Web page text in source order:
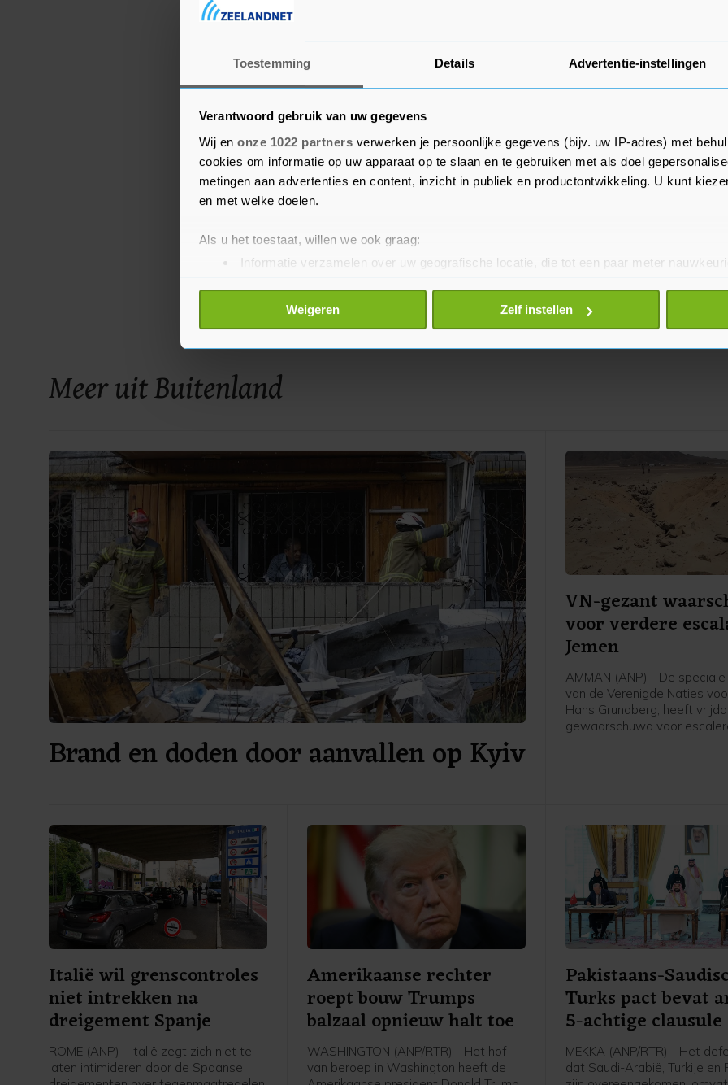
Toestemming Details Advertentie-instellingen
Verantwoord gebruik van uw gegevens
Wij en onze 1022 partners verwerken je persoonlijke gegevens (bijv. uw IP-adres) met
cookies om informatie op uw apparaat op te slaan en te gebruiken met als doel
metingen aan advertenties en content, inzicht in publiek en productontwikkeling. U kunt
en met welke doelen.
Als u het toestaat, willen we ook graag:
Informatie verzamelen over uw geografische locatie, die tot een paar meter
Uw apparaat identificeren door het actief te scannen op specifieke eigenschappen
Lees meer over hoe uw persoonlijke gegevens worden verwerkt en stel uw voorkeuren in het
toestemming op elk moment wijzigen of intrekken in de Cookieverklaring.
ons cookiebeleid bekijken en je gemaakte keuze altijd wijzigen of intrekken.
Weigeren Zelf instellen
Meer uit Buitenland
Brand en doden door aanvallen op Kyiv
VN-gezant
voor verdere
Jemen
AMMAN (ANP) - De
van de Verenigde Naties
Hans Grundberg, heeft
gewaarschuwd voor
2022", schreef hij op X.
Italië wil grenscontroles
niet intrekken na
dreigement Spanje
ROME (ANP) - Italië zegt zich niet te
laten intimideren door de Spaanse
Amerikaanse rechter
roept bouw Trumps
balzaal opnieuw halt toe
WASHINGTON (ANP/RTR) - Het hof
van beroep in Washington heeft de
Pakistaans-
Turks pact bevat
5-achtige clausule
MEKKA (ANP/RTR) - Het
dat Saudi-Arabië, Turkije en